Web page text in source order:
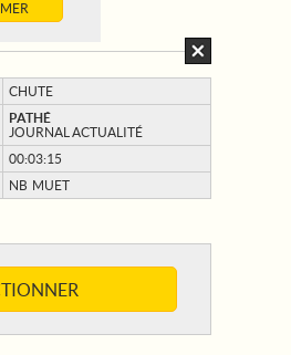
CHUTE
PATHÉ
JOURNAL ACTUALITÉ
00:03:15
NB MUET